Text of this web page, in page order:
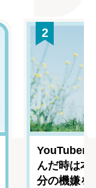
2
YouTuber
んだ時は
分の機嫌を